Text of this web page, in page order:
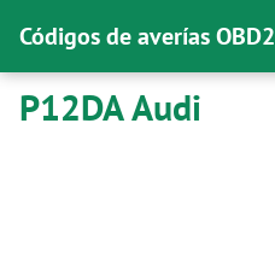
Códigos de averías OBD2
P12DA Audi